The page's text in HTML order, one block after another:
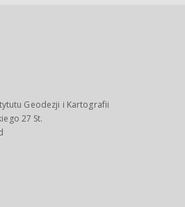
Geodezji i Kartografii
27 St.